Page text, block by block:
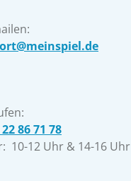
86 71 78
10-12 Uhr & 14-16 Uhr